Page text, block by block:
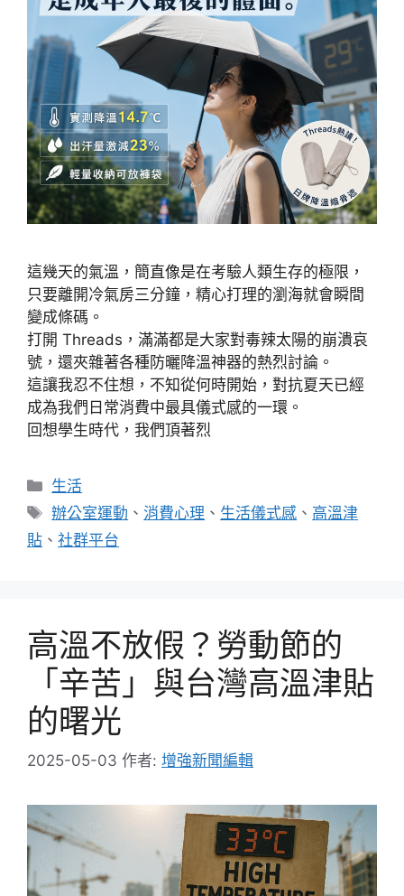
這幾天的氣溫，簡直像是在考驗人類生存的極限，
只要離開冷氣房三分鐘，精心打理的瀏海就會瞬間
變成條碼。
打開 Threads，滿滿都是大家對毒辣太陽的崩潰哀
號，還夾雜著各種防曬降溫神器的熱烈討論。
這讓我忍不住想，不知從何時開始，對抗夏天已經
成為我們日常消費中最具儀式感的一環。
回想學生時代，我們頂著烈
分
類
生活
標
籤
辦公室運動 、消費心理 、 生活儀式感 、 高溫津
貼 、 社群平台
高溫不放假？勞動節的
「辛苦」與台灣高溫津貼
的曙光
2025-05-03 作者: 增強新聞編輯